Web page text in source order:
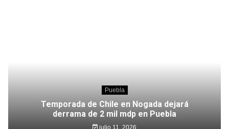
Puebla
Temporada de Chile en Nogada dejará
derrama de 2 mil mdp en Puebla
julio 11, 2026